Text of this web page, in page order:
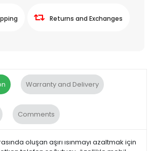
Returns and Exchanges
Warranty and Delivery
Comments
oluşan aşırı ısınmayı azaltmak için